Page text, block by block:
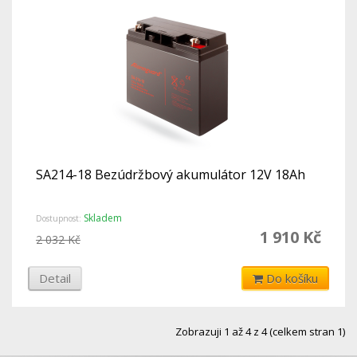
SA214-18 Bezúdržbový akumulátor 12V 18Ah
Dostupnost: Skladem
1 910 Kč
2 032 Kč
Detail Do košíku
Zobrazuji 1 až 4 z 4 (celkem stran 1)